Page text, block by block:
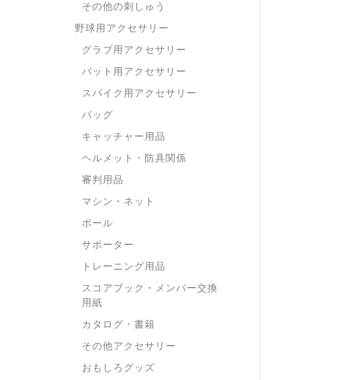
その他の刺しゅう
野球用アクセサリー
グラブ用アクセサリー
バット用アクセサリー
スパイク用アクセサリー
バッグ
キャッチャー用品
ヘルメット・防具関係
審判用品
マシン・ネット
ボール
サポーター
トレーニング用品
スコアブック・メンバー交換
用紙
カタログ・書籍
その他アクセサリー
おもしろグッズ